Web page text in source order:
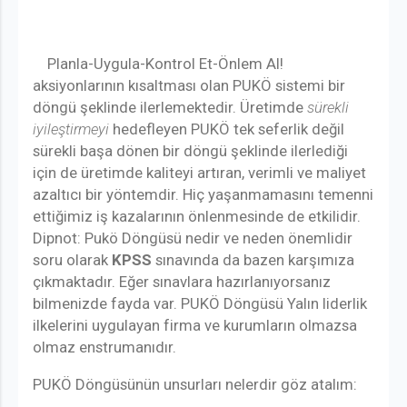
Planla-Uygula-Kontrol Et-Önlem Al!
aksiyonlarının kısaltması olan PUKÖ sistemi bir
döngü şeklinde ilerlemektedir. Üretimde sürekli
iyileştirmeyi hedefleyen PUKÖ tek seferlik değil
sürekli başa dönen bir döngü şeklinde ilerlediği
için de üretimde kaliteyi artıran, verimli ve maliyet
azaltıcı bir yöntemdir. Hiç yaşanmamasını temenni
ettiğimiz iş kazalarının önlenmesinde de etkilidir.
Dipnot: Pukö Döngüsü nedir ve neden önemlidir
soru olarak KPSS sınavında da bazen karşımıza
çıkmaktadır. Eğer sınavlara hazırlanıyorsanız
bilmenizde fayda var. PUKÖ Döngüsü Yalın liderlik
ilkelerini uygulayan firma ve kurumların olmazsa
olmaz enstrumanıdır.
PUKÖ Döngüsünün unsurları nelerdir göz atalım: